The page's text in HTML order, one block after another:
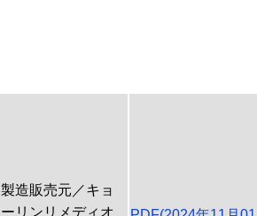
製造販売元／キョ
ーリンリメディオ